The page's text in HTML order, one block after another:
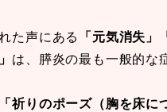
た声にある
「元気消失」
は、膵炎の最も一般的な
「祈りのポーズ（胸を床に